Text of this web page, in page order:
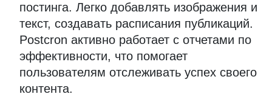
постинга. Легко добавлять изображения и
текст, создавать расписания публикаций.
Postcron активно работает с отчетами по
эффективности, что помогает
пользователям отслеживать успех своего
контента.